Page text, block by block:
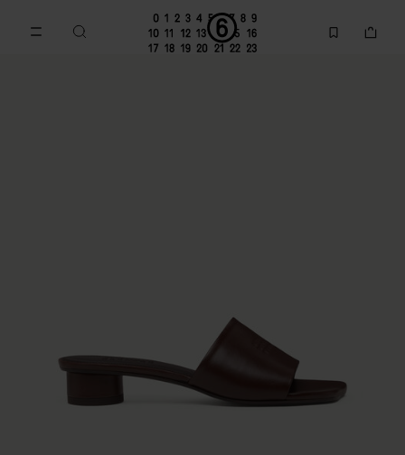
Accéder au contenu principal Passer à la navigation en